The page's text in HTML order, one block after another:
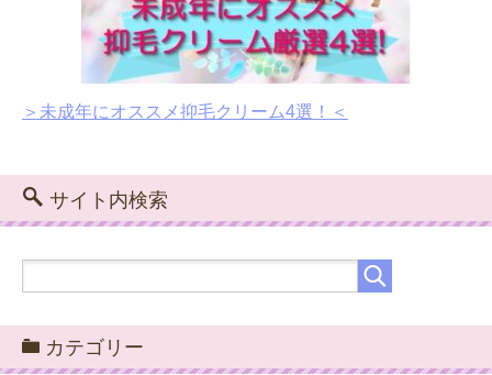
＞未成年にオススメ抑毛クリーム4選！＜
サイト内検索
カテゴリー